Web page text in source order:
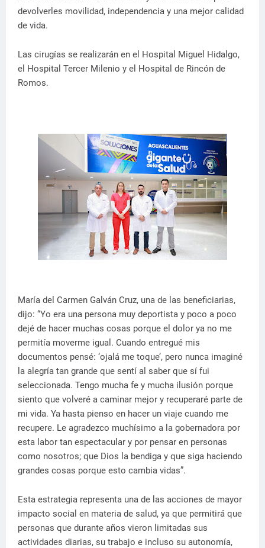
devolverles movilidad, independencia y una mejor calidad
de vida.
Las cirugías se realizarán en el Hospital Miguel Hidalgo,
el Hospital Tercer Milenio y el Hospital de Rincón de
Romos.
María del Carmen Galván Cruz, una de las beneficiarias,
dijo: “Yo era una persona muy deportista y poco a poco
dejé de hacer muchas cosas porque el dolor ya no me
permitía moverme igual. Cuando entregué mis
documentos pensé: ‘ojalá me toque’, pero nunca imaginé
la alegría tan grande que sentí al saber que sí fui
seleccionada. Tengo mucha fe y mucha ilusión porque
siento que volveré a caminar mejor y recuperaré parte de
mi vida. Ya hasta pienso en hacer un viaje cuando me
recupere. Le agradezco muchísimo a la gobernadora por
esta labor tan espectacular y por pensar en personas
como nosotros; que Dios la bendiga y que siga haciendo
grandes cosas porque esto cambia vidas”.
Esta estrategia representa una de las acciones de mayor
impacto social en materia de salud, ya que permitirá que
personas que durante años vieron limitadas sus
actividades diarias, su trabajo e incluso su autonomía,